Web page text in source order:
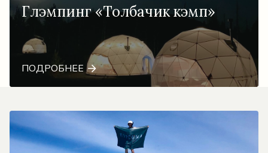
Глэмпинг «Толбачик кэмп»
ПОДРОБНЕЕ